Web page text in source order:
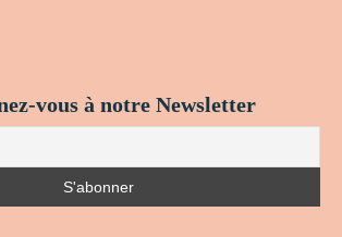
vous à notre Newsletter